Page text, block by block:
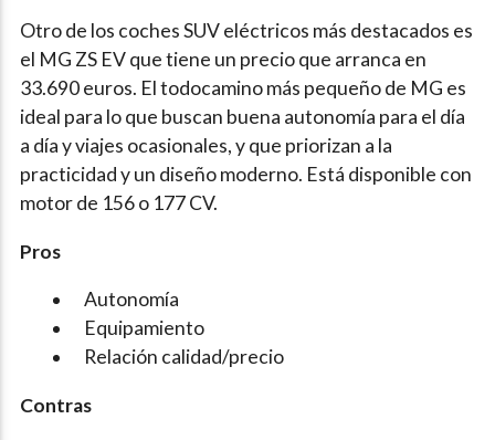
Otro de los coches SUV eléctricos más destacados es
el MG ZS EV que tiene un precio que arranca en
33.690 euros. El todocamino más pequeño de MG es
ideal para lo que buscan buena autonomía para el día
a día y viajes ocasionales, y que priorizan a la
practicidad y un diseño moderno. Está disponible con
motor de 156 o 177 CV.
Pros
Autonomía
Equipamiento
Relación calidad/precio
Contras